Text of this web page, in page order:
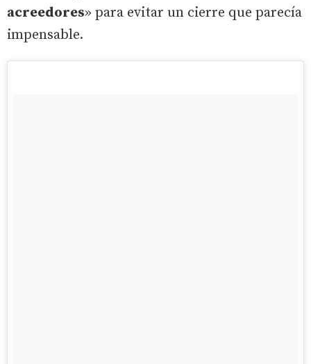
acreedores» para evitar un cierre que parecía
impensable.